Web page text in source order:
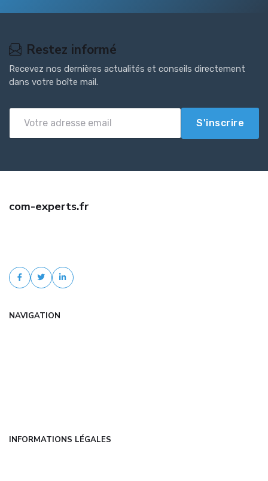
Restez informé
Recevez nos dernières actualités et conseils directement
dans votre boîte mail.
S'inscrire
com-experts.fr
NAVIGATION
INFORMATIONS LÉGALES